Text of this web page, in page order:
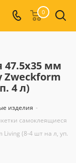
0
47.5х35 мм
Zweckform
4 л)
изделия -
самоклеящиеся
(8-4 шт на л, уп.